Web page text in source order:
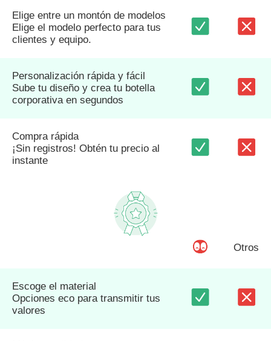
Elige entre un montón de modelos
Elige el modelo perfecto para tus
clientes y equipo.
Personalización rápida y fácil
Sube tu diseño y crea tu botella
corporativa en segundos
Compra rápida
¡Sin registros! Obtén tu precio al
instante
Otros
Escoge el material
Opciones eco para transmitir tus
valores